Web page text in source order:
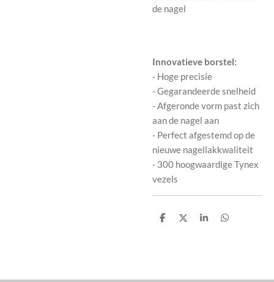
de nagel
Innovatieve borstel:
- Hoge precisie
- Gegarandeerde snelheid
- Afgeronde vorm past zich
aan de nagel aan
- Perfect afgestemd op de
nieuwe nagellakkwaliteit
- 300 hoogwaardige Tynex
vezels
D
D
S
D